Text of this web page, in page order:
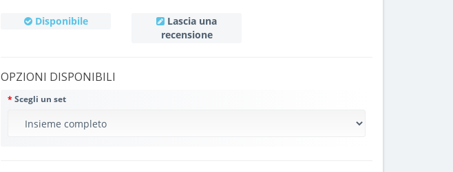
Disponibile
Lascia una
recensione
OPZIONI DISPONIBILI
Scegli un set